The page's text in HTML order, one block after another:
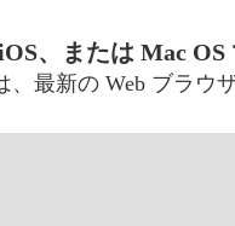
、または Mac OS
、最新の Web ブラ